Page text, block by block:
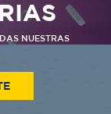
NUESTRAS